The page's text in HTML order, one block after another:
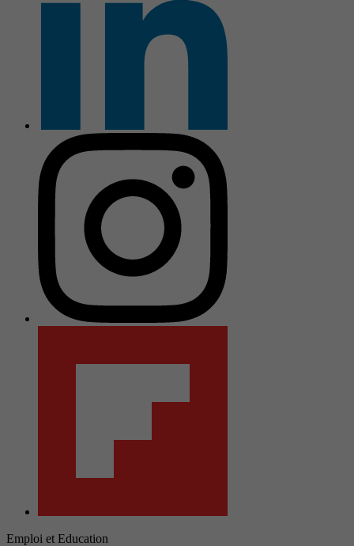
Emploi et Education